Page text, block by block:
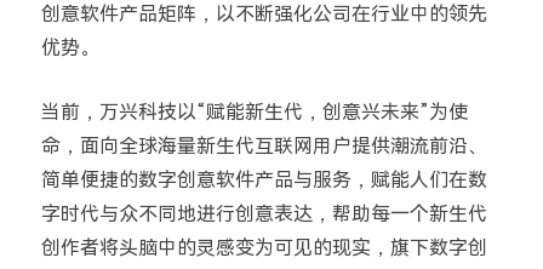
创意软件产品矩阵，以不断强化公司在行业中的领先
优势。
当前，万兴科技以“赋能新生代，创意兴未来”为使
命，面向全球海量新生代互联网用户提供潮流前沿、
简单便捷的数字创意软件产品与服务，赋能人们在数
字时代与众不同地进行创意表达，帮助每一个新生代
创作者将头脑中的灵感变为可见的现实，旗下数字创